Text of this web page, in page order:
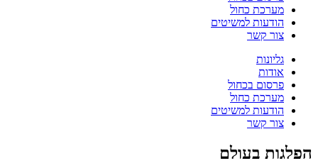
מערכת כחול
הודעות למשיטים
צור קשר
גליונות
אודות
פרסום בכחול
מערכת כחול
הודעות למשיטים
צור קשר
הפלגות בעולם